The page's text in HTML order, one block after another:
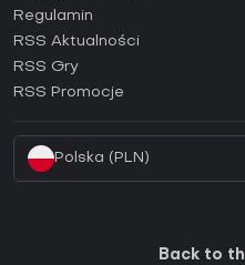
Jak aktywować klucz GOG
Jak aktywować klucz Ubisoft
Regulamin
RSS Aktualności
RSS Gry
RSS Promocje
Polska (PLN)
Back to